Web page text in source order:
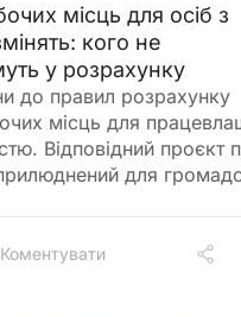
місць для осіб з
кого не
у розрахунку
до правил розрахунку
місць для
Відповідний проєкт
для
під час визначення
чисельності
Коментувати